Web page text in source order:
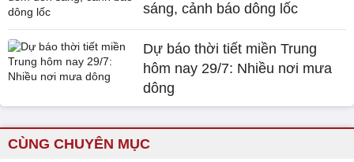
sáng, cảnh báo dông lốc
Dự báo thời tiết miền Trung
hôm nay 29/7: Nhiều nơi mưa
dông
CÙNG CHUYÊN MỤC